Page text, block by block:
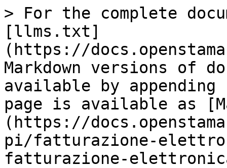
> For the complete
[llms.txt]
(https://
Markdown versions of
available by
page is available as
(https://
pi/fatturazione-
fatturazione-